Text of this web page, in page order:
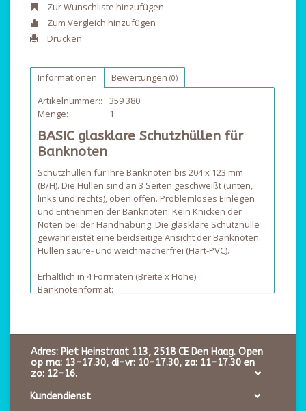
Zur Wunschliste hinzufügen
Zum Vergleich hinzufügen
Drucken
Informationen Bewertungen (0)
Artikelnummer::
359 380
Menge:
1
BASIC glasklare Schutzhüllen für
Banknoten
Schutzhüllen für Ihre Banknoten bis 204 x 123 mm
(B/H). Die Hüllen sind an 3 Seiten geschweißt (unten,
links und rechts), oben offen. Problemloses Einlegen
und Entnehmen der Banknoten. Kein Knicken der
Noten bei der Handhabung. Die glasklare Schutzhülle
gewährleistet eine beidseitige Ansicht der Banknoten.
Hüllen säure- und weichmacherfrei (Hart-PVC).
Erhältlich in 4 Formaten (Breite x Höhe)
Banknotenformat:
Basic 170170x86 mm (Aussenformat 176x90 mm)
Basic 204
204x123 mm (Aussenformat 210x127 mm)
Adres: Piet Heinstraat 113, 2518 CE Den Haag. Open
op ma: 13-17.30, di-vr: 10-17.30, za: 11-17.30 en
zo: 12-16.
Kundendienst